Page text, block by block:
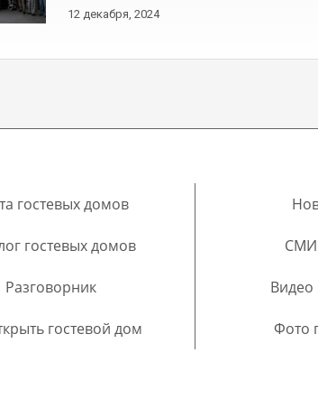
12 декабря, 2024
гостевых домов
гостевых домов
Разговорник
гостевой дом
СМИ
Видео
Фото